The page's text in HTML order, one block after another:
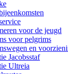
voor de jeugd
voor pelgrims
en
Jacobsstaf
Ultreia